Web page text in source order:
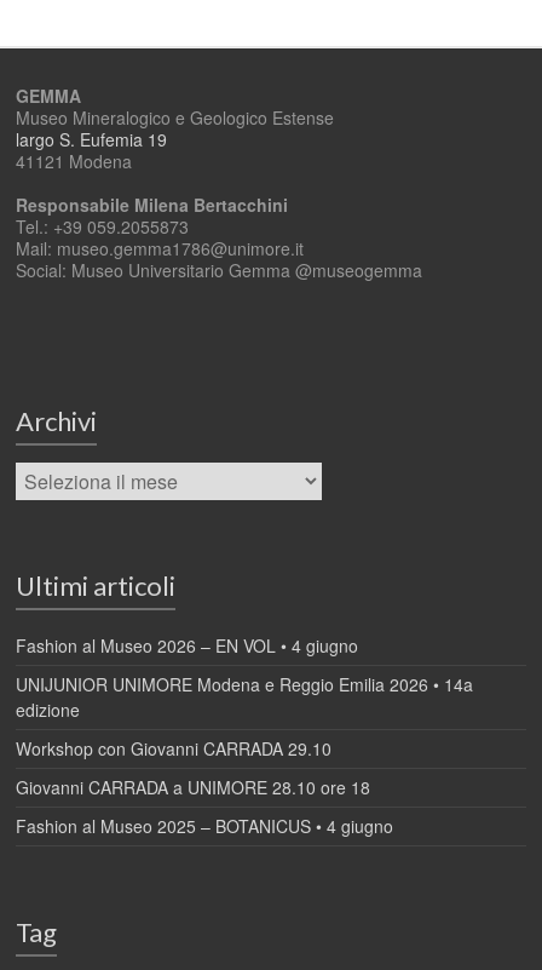
GEMMA
Museo Mineralogico e Geologico Estense
largo S. Eufemia 19
41121 Modena
Responsabile Milena Bertacchini
Tel.: +39 059.2055873
Mail: museo.gemma1786@unimore.it
Social: Museo Universitario Gemma @museogemma
Archivi
Ultimi articoli
Fashion al Museo 2026 – EN VOL • 4 giugno
UNIJUNIOR UNIMORE Modena e Reggio Emilia 2026 • 14a
edizione
Workshop con Giovanni CARRADA 29.10
Giovanni CARRADA a UNIMORE 28.10 ore 18
Fashion al Museo 2025 – BOTANICUS • 4 giugno
Tag